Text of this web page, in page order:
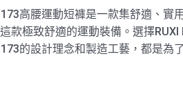
高腰運動短褲是一款集舒適、實
款極致舒適的運動裝備。選擇
的設計理念和製造工藝，都是為